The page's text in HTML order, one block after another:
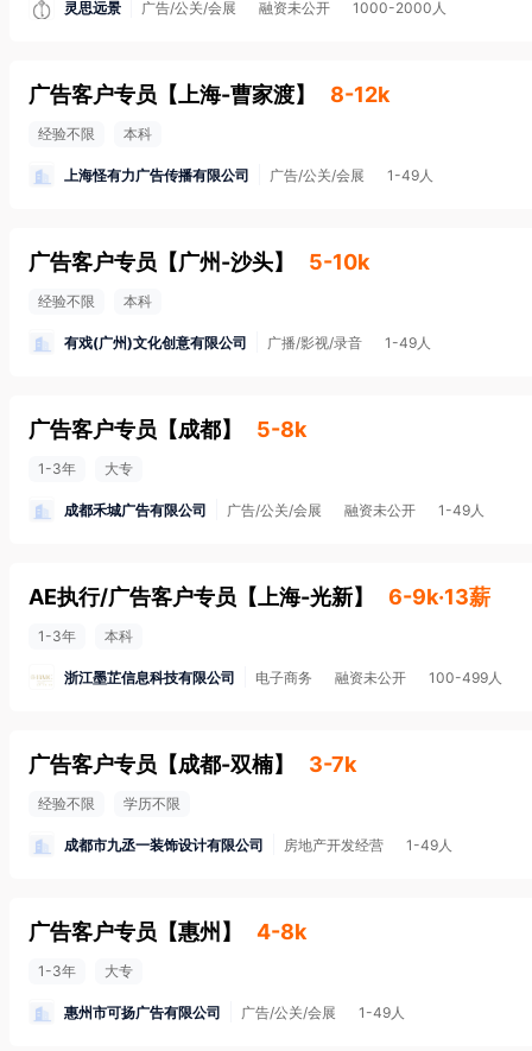
灵思远景 广告/公关/会展 融资未公开 1000-2000人
广告客户专员 【 上海-曹家渡】 8-12k
经验不限 本科
上海怪有力广告传播有限公司 广告/公关/会展 1-49人
广告客户专员 【广州-沙头】 5-10k
经验不限 本科
有戏(广州)文化创意有限公司 广播/影视/录音 1-49人
广告客户专员 【成都】 5-8k
1-3年 大专
成都禾城广告有限公司 广告/公关/会展 融资未公开 1-49人
AE执行/广告客户专员 【 上海-光新】 6-9k·13薪
1-3年 本科
浙江墨芷信息科技有限公司 电子商务 融资未公开 100-499人
广告客户专员 【成都-双楠】 3-7k
经验不限 学历不限
成都市九丞一装饰设计有限公司 房地产开发经营 1-49人
广告客户专员 【惠州 】 4-8k
1-3年 大专
惠州市可扬广告有限公司 广告/公关/会展 1-49人